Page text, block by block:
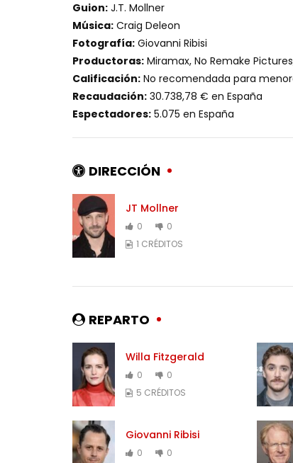
Guion: J.T. Mollner
Música: Craig Deleon
Fotografía: Giovanni Ribisi
Productoras: Miramax, No Remake
Calificación: No recomendada para
Recaudación: 30.738,78 € en España
Espectadores: 5.075 en España
DIRECCIÓN
JT Mollner
0
0
1 CRÉDITOS
REPARTO
Willa Fitzgerald
0
0
5 CRÉDITOS
Giovanni Ribisi
0
0